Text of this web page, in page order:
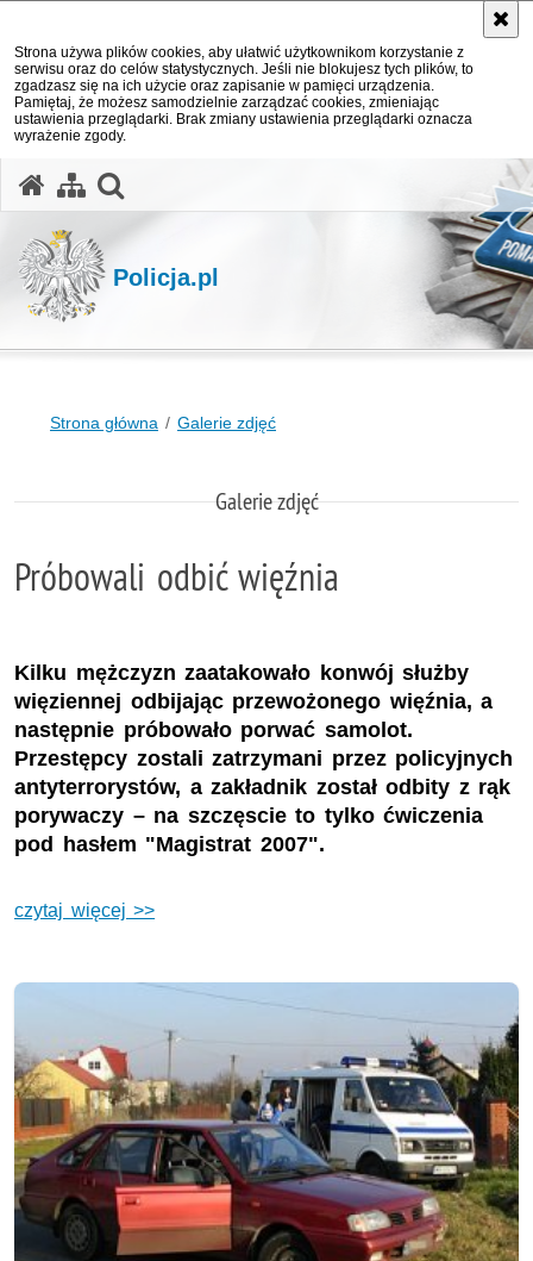
Strona używa plików cookies, aby ułatwić użytkownikom korzystanie z
serwisu oraz do celów statystycznych. Jeśli nie blokujesz tych plików, to
zgadzasz się na ich użycie oraz zapisanie w pamięci urządzenia.
Pamiętaj, że możesz samodzielnie zarządzać cookies, zmieniając
ustawienia przeglądarki. Brak zmiany ustawienia przeglądarki oznacza
wyrażenie zgody.
Policja.pl
Strona główna Galerie zdjęć
Galerie zdjęć
Próbowali odbić więźnia
Kilku mężczyzn zaatakowało konwój służby
więziennej odbijając przewożonego więźnia, a
następnie próbowało porwać samolot.
Przestępcy zostali zatrzymani przez policyjnych
antyterrorystów, a zakładnik został odbity z rąk
porywaczy – na szczęscie to tylko ćwiczenia
pod hasłem "Magistrat 2007".
czytaj więcej >>